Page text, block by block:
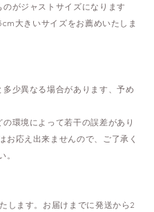
がジャストサイズになります
大きいサイズをお薦めいたしま
少異なる場合があります、予め
環境によって若干の誤差があり
お応え出来ませんので、ご了承く
。
します。お届けまでに発送から2